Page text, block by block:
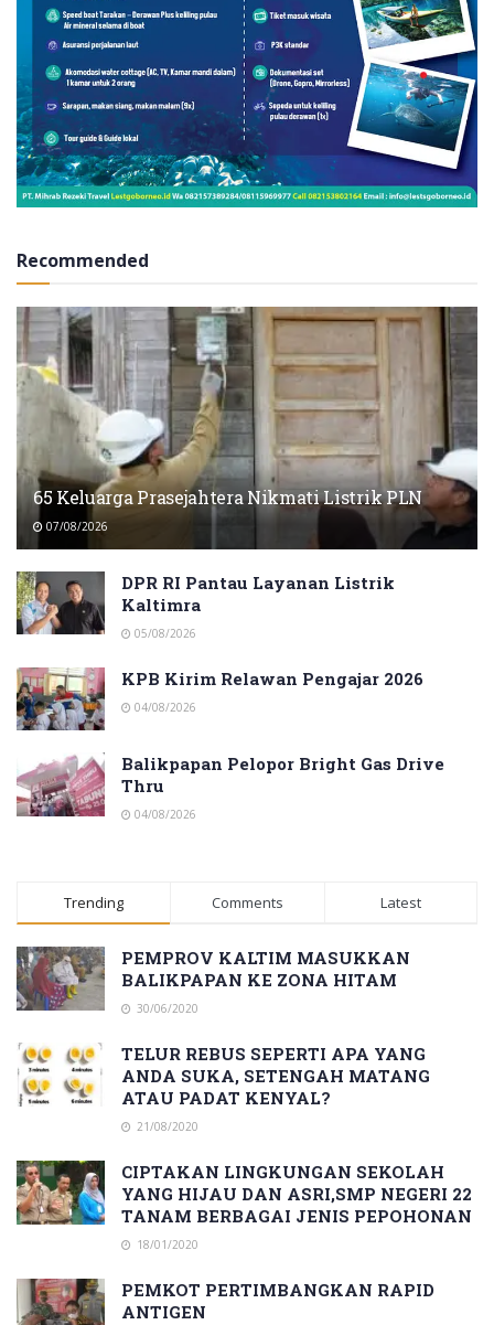
Recommended
65 Keluarga Prasejahtera Nikmati Listrik PLN
07/08/2026
DPR RI Pantau Layanan Listrik
Kaltimra
05/08/2026
KPB Kirim Relawan Pengajar 2026
04/08/2026
Balikpapan Pelopor Bright Gas Drive
Thru
04/08/2026
Trending Comments Latest
PEMPROV KALTIM MASUKKAN
BALIKPAPAN KE ZONA HITAM
30/06/2020
TELUR REBUS SEPERTI APA YANG
ANDA SUKA, SETENGAH MATANG
ATAU PADAT KENYAL?
21/08/2020
CIPTAKAN LINGKUNGAN SEKOLAH
YANG HIJAU DAN ASRI,SMP NEGERI 22
TANAM BERBAGAI JENIS PEPOHONAN
18/01/2020
PEMKOT PERTIMBANGKAN RAPID
ANTIGEN